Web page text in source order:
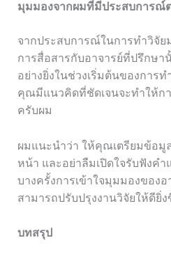
มุมมองจากผมที่มีประสบการณ์ต
จากประสบการณ์ในการทำวิจัย
การสื่อสารกับอาจารย์ที่ปรึกษา
อย่างยิ่งในช่วงเริ่มต้นของการท
คุณมีแนวคิดที่ชัดเจนจะทำให้ก
ครับผม
ผมแนะนำว่า ให้คุณเตรียมข้อมู
หน้า และอย่าลืมเปิดใจรับฟังค
บางครั้งการเข้าใจมุมมองของ
สามารถปรับปรุงงานวิจัยให้ดียิ่
บทสรุป